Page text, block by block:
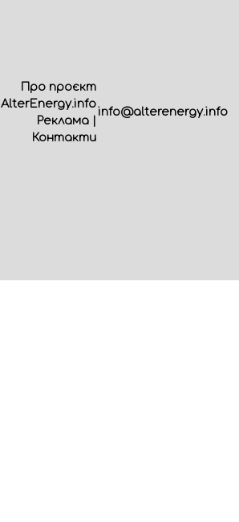
Про проєкт
AlterEnergy.info
Реклама|
Контакти
info@alterenergy.info